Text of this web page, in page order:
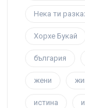
Нека ти
Хорхе Букай
българия
жени
истина